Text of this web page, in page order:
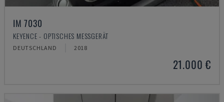
IM 7030
KEYENCE - OPTISCHES MESSGERÄT
DEUTSCHLAND 2018
21.000 €